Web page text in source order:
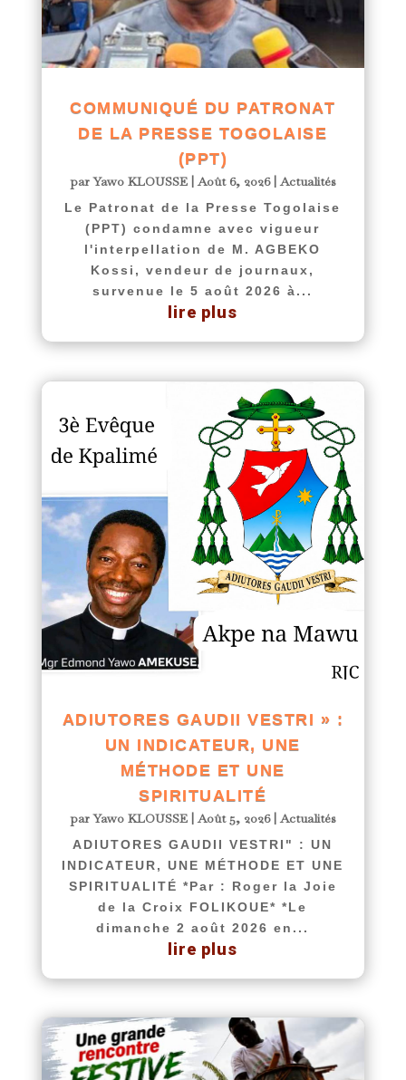
COMMUNIQUÉ DU PATRONAT
DE LA PRESSE TOGOLAISE
(PPT)
parYawo KLOUSSE|Août 6, 2026|Actualités
Le Patronat de la Presse Togolaise
(PPT) condamne avec vigueur
l'interpellation de M. AGBEKO
Kossi, vendeur de journaux,
survenue le 5 août 2026 à...
lire plus
ADIUTORES GAUDII VESTRI » :
UN INDICATEUR, UNE
MÉTHODE ET UNE
SPIRITUALITÉ
parYawo KLOUSSE|Août 5, 2026|Actualités
ADIUTORES GAUDII VESTRI" : UN
INDICATEUR, UNE MÉTHODE ET UNE
SPIRITUALITÉ *Par : Roger la Joie
de la Croix FOLIKOUE* *Le
dimanche 2 août 2026 en...
lire plus